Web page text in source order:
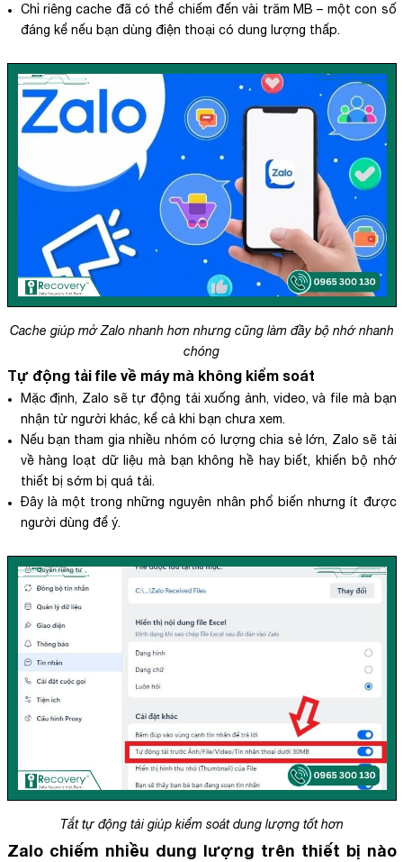
Chỉ riêng cache đã có thể chiếm đến vài trăm MB – một con số
đáng kể nếu bạn dùng điện thoại có dung lượng thấp.
Cache giúp mở Zalo nhanh hơn nhưng cũng làm đầy bộ nhớ nhanh
chóng
Tự động tải file về máy mà không kiểm soát
Mặc định, Zalo sẽ tự động tải xuống ảnh, video, và file mà bạn
nhận từ người khác, kể cả khi bạn chưa xem.
Nếu bạn tham gia nhiều nhóm có lượng chia sẻ lớn, Zalo sẽ tải
về hàng loạt dữ liệu mà bạn không hề hay biết, khiến bộ nhớ
thiết bị sớm bị quá tải.
Đây là một trong những nguyên nhân phổ biến nhưng ít được
người dùng để ý.
Tắt tự động tải giúp kiểm soát dung lượng tốt hơn
Zalo chiếm nhiều dung lượng trên thiết bị nào